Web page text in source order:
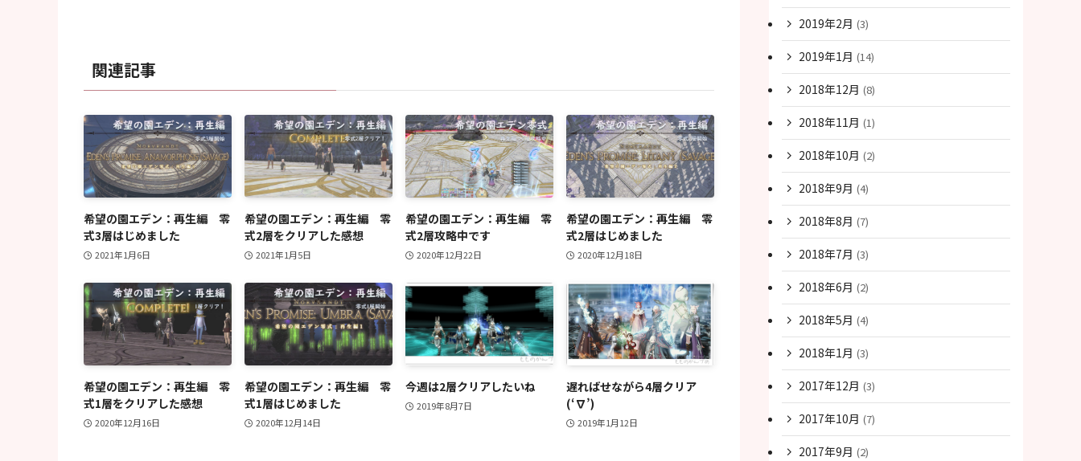
関連記事
希望の園エデン：再生編 零
式3層はじめました
2021年1月6日
希望の園エデン：再生編 零
式2層をクリアした感想
2021年1月5日
希望の園エデン：再生編 零
式2層攻略中です
2020年12月22日
希望の園エデン：再生編 零
式2層はじめました
2020年12月18日
希望の園エデン：再生編 零
式1層をクリアした感想
2020年12月16日
希望の園エデン：再生編 零
式1層はじめました
2020年12月14日
今週は2層クリアしたいね
2019年8月7日
遅ればせながら4層クリア
(‘∇’)
2019年1月12日
2019年2月 (3)
2019年1月 (14)
2018年12月 (8)
2018年11月 (1)
2018年10月 (2)
2018年9月 (4)
2018年8月 (7)
2018年7月 (3)
2018年6月 (2)
2018年5月 (4)
2018年1月 (3)
2017年12月 (3)
2017年10月 (7)
2017年9月 (2)